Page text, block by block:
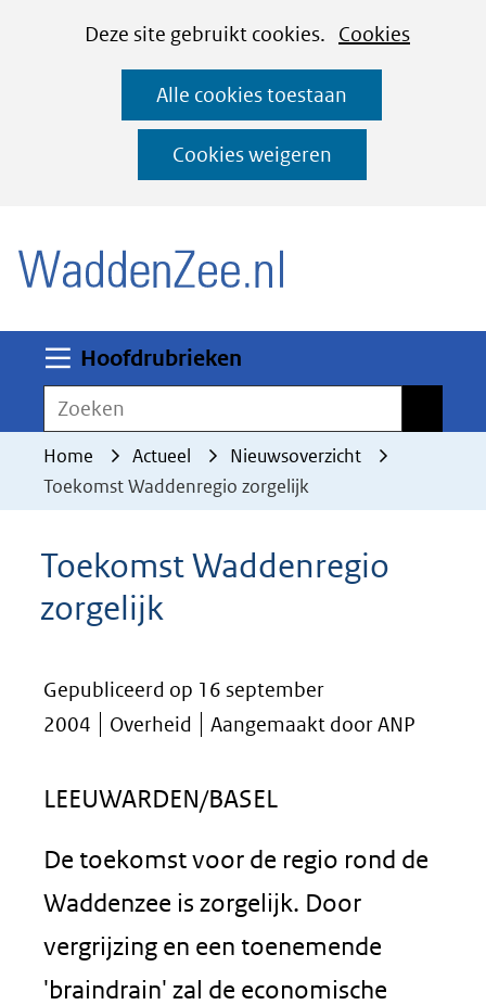
CookiesDeze site gebruikt cookies. Cookies
deze
worden
toegestaan
geweigerd.
Alle cookies toestaan
Cookies weigeren
Ga
naar
de
inhoud
Hoofdrubrieken
Zoeken
Home Actueel
Nieuwsoverzicht
Toekomst Waddenregio zorgelijk
Toekomst Waddenregio
zorgelijk
Gepubliceerd op 16 september
2004
Overheid Aangemaakt door ANP
LEEUWARDEN/BASEL
De toekomst voor de regio rond de
Waddenzee is zorgelijk. Door
vergrijzing en een toenemende
'braindrain' zal de economische